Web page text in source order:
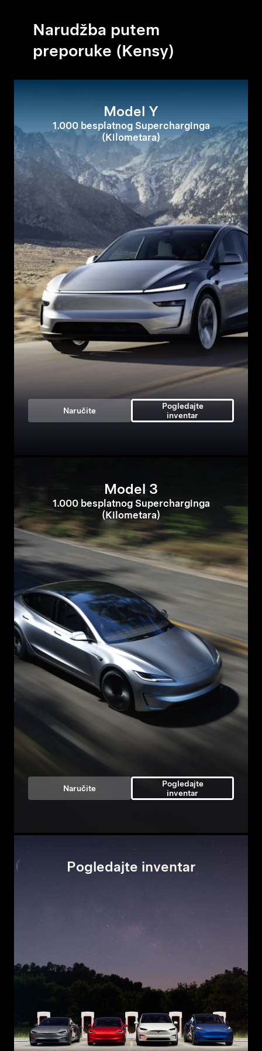
Narudžba putem
preporuke (Kensy)
Model Y
1.000 besplatnog Supercharginga
(Kilometara)
Naručite
Pogledajte
inventar
Model 3
1.000 besplatnog Supercharginga
(Kilometara)
Naručite
Pogledajte
inventar
Pogledajte inventar